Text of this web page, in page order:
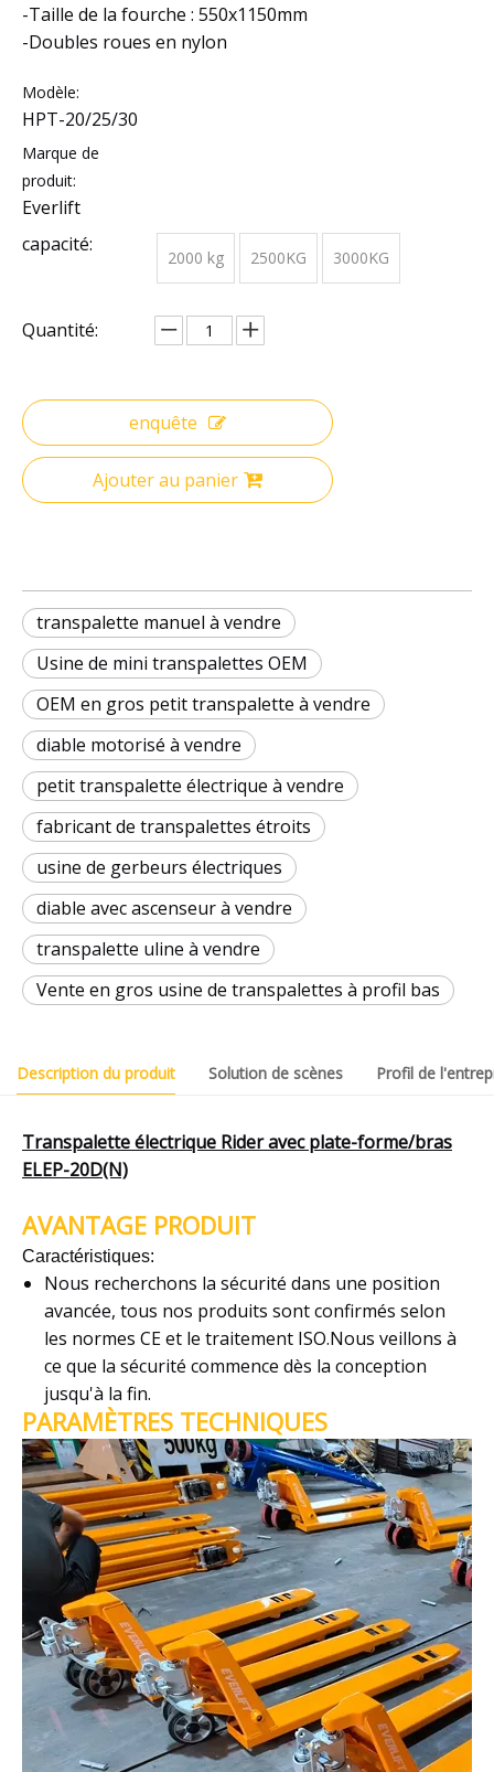
-Taille de la fourche : 550x1150mm
-Doubles roues en nylon
Modèle:
HPT-20/25/30
Marque de
produit:
Everlift
capacité:
2000 kg 2500KG 3000KG
Quantité:
enquête
Ajouter au panier
transpalette manuel à vendre
Usine de mini transpalettes OEM
OEM en gros petit transpalette à vendre
diable motorisé à vendre
petit transpalette électrique à vendre
fabricant de transpalettes étroits
usine de gerbeurs électriques
diable avec ascenseur à vendre
transpalette uline à vendre
Vente en gros usine de transpalettes à profil bas
Description du produit Solution de scènes Profil de
Transpalette électrique Rider avec plate-forme/bras
ELEP-20D(N)
AVANTAGE PRODUIT
Caractéristiques:
Nous recherchons la sécurité dans une position
avancée, tous nos produits sont confirmés selon
les normes CE et le traitement ISO.Nous veillons à
ce que la sécurité commence dès la conception
jusqu'à la fin.
PARAMÈTRES TECHNIQUES